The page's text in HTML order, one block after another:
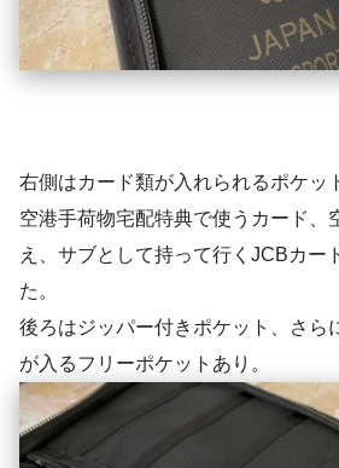
右側はカード類が入れられるポケッ
空港手荷物宅配特典で使うカード、
え、サブとして持って行くJCBカー
た。
後ろはジッパー付きポケット、さら
が入るフリーポケットあり。